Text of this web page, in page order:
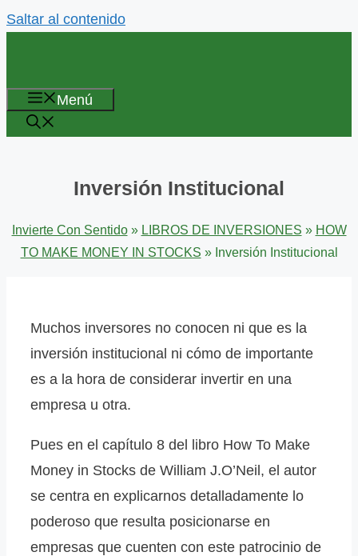
Saltar al contenido
Menú
Inversión Institucional
Invierte Con Sentido» LIBROS DE INVERSIONES » HOW
TO MAKE MONEY IN STOCKS » Inversión Institucional
Muchos inversores no conocen ni que es la
inversión institucional ni cómo de importante
es a la hora de considerar invertir en una
empresa u otra.
Pues en el capítulo 8 del libro How To Make
Money in Stocks de William J.O’Neil, el autor
se centra en explicarnos detalladamente lo
poderoso que resulta posicionarse en
empresas que cuenten con este patrocinio de